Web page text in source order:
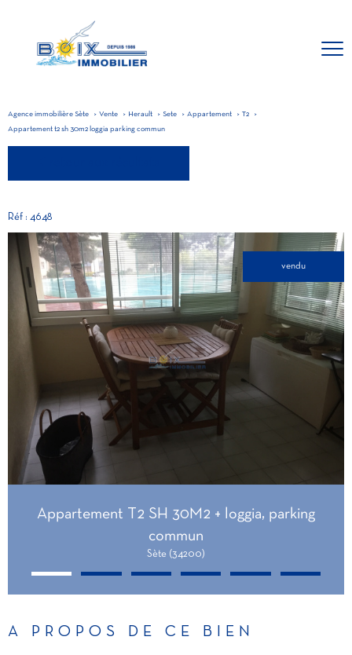
Agence immobilière Sète Vente Herault Sete Appartement T2
Appartement t2 sh 30m2 loggia parking commun
Réf : 4648
vendu
Appartement T2 SH 30M2 + loggia, parking
commun
Sète (34200)
A PROPOS DE CE BIEN